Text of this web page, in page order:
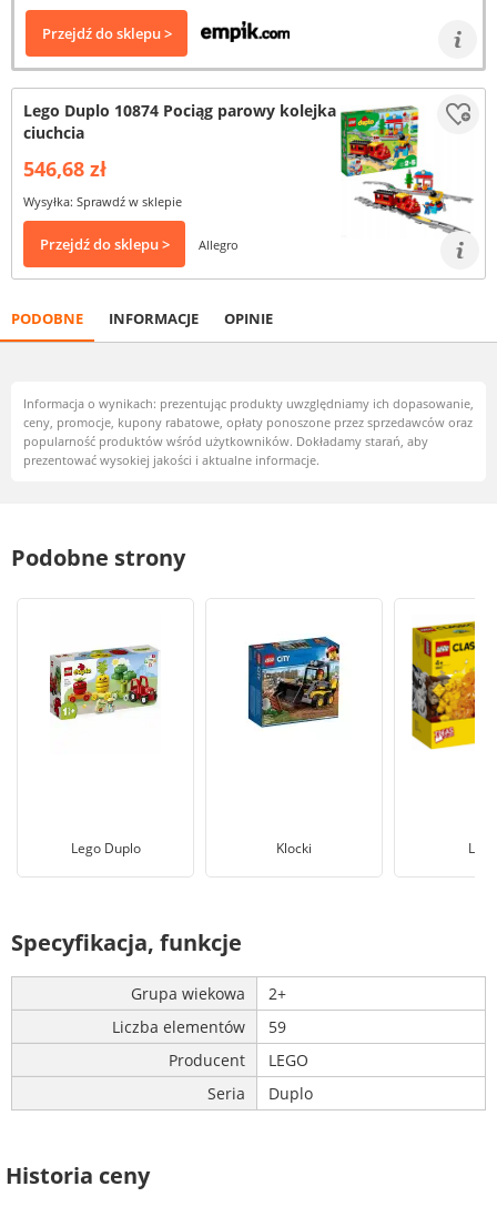
Przejdź do sklepu >
Lego Duplo 10874 Pociąg parowy kolejka
ciuchcia
546,68 zł
Wysyłka: Sprawdź w sklepie
Przejdź do sklepu > Allegro
PODOBNE INFORMACJE OPINIE
Informacja o wynikach: prezentując produkty uwzględniamy ich dopasowanie,
ceny, promocje, kupony rabatowe, opłaty ponoszone przez sprzedawców oraz
popularność produktów wśród użytkowników. Dokładamy starań, aby
prezentować wysokiej jakości i aktualne informacje.
Podobne strony
Lego Duplo Klocki Lego
Specyfikacja, funkcje
Grupa wiekowa
2+
Liczba elementów
59
Producent
LEGO
Seria
Duplo
Historia ceny